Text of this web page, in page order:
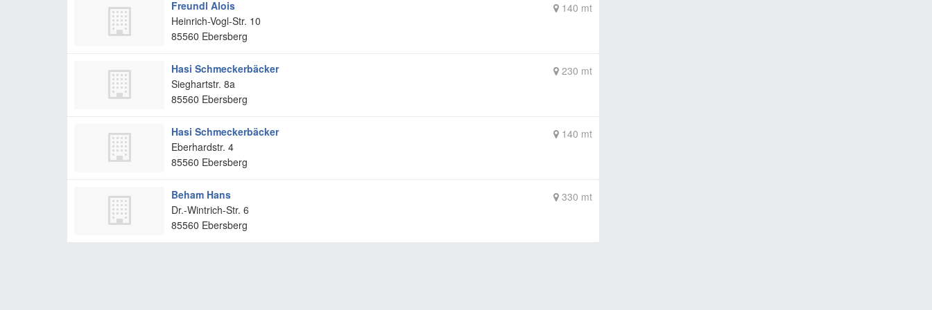
140 mt
Freundl Alois
Heinrich-Vogl-Str. 10
85560 Ebersberg
230 mt
Hasi Schmeckerbäcker
Sieghartstr. 8a
85560 Ebersberg
140 mt
Hasi Schmeckerbäcker
Eberhardstr. 4
85560 Ebersberg
330 mt
Beham Hans
Dr.-Wintrich-Str. 6
85560 Ebersberg